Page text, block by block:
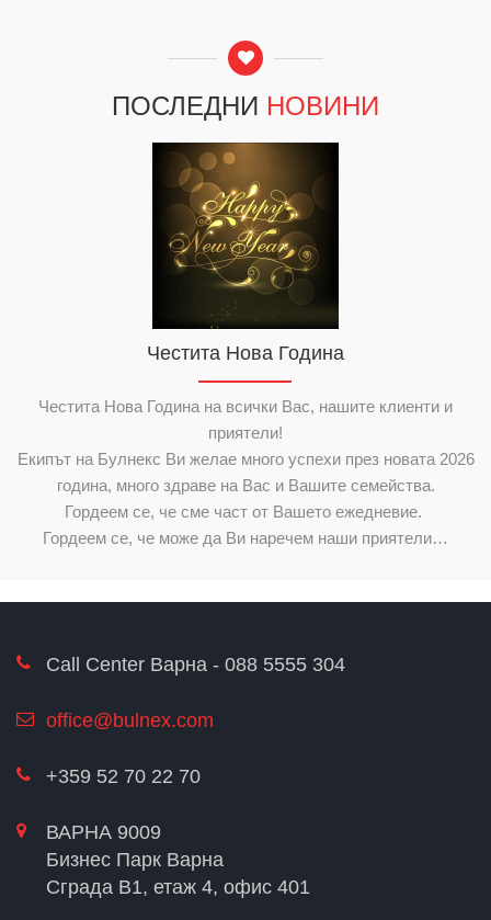
ПОСЛЕДНИ НОВИНИ
Честита Нова Година
Честита Нова Година на всички Вас, нашите клиенти и
приятели!
Екипът на Булнекс Ви желае много успехи през новата 2026
година, много здраве на Вас и Вашите семейства.
Гордеем се, че сме част от Вашето ежедневие.
Гордеем се, че може да Ви наречем наши приятели…
Call Center Варна - 088 5555 304
office@bulnex.com
+359 52 70 22 70
ВАРНА 9009
Бизнес Парк Варна
Сграда В1, етаж 4, офис 401